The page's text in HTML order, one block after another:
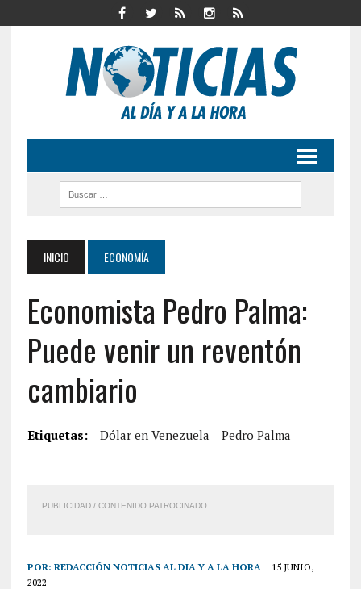
INICIO ECONOMÍA
Economista Pedro Palma:
Puede venir un reventón
cambiario
Etiquetas: Dólar en Venezuela Pedro Palma
PUBLICIDAD / CONTENIDO PATROCINADO
POR: REDACCIÓN NOTICIAS AL DIA Y A LA HORA
15 JUNIO,
2022